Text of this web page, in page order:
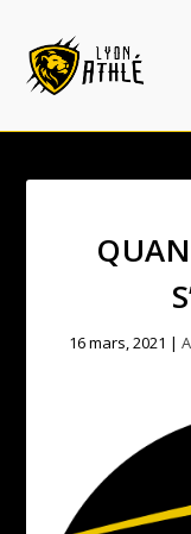
16 mars, 2021 |